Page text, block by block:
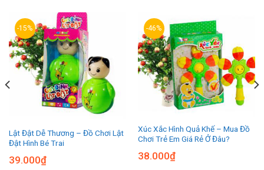
-15%
Lật Đật Dễ Thương – Đồ Chơi Lật
Đật Hình Bé Trai
39.000₫
-46%
Xúc Xắc Hình Quả Khế – Mua Đồ
Chơi Trẻ Em Giá Rẻ Ở Đâu?
38.000₫